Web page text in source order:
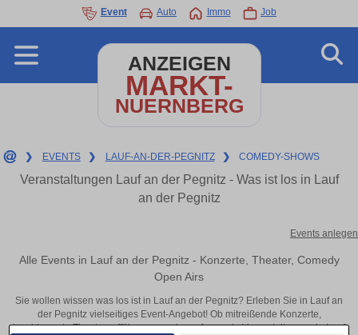
Event Auto Immo Job
ANZEIGEN
MARKT-
NUERNBERG
❯ EVENTS ❯ LAUF-AN-DER-PEGNITZ ❯ COMEDY-SHOWS
Veranstaltungen Lauf an der Pegnitz - Was ist los in Lauf
an der Pegnitz
Events anlegen
Alle Events in Lauf an der Pegnitz - Konzerte, Theater, Comedy
Open Airs
Sie wollen wissen was los ist in Lauf an der Pegnitz? Erleben Sie in Lauf an
der Pegnitz vielseitiges Event-Angebot! Ob mitreißende Konzerte,
inspirierende Theateraufführungen oder aufregende Veranstaltungen in Lauf